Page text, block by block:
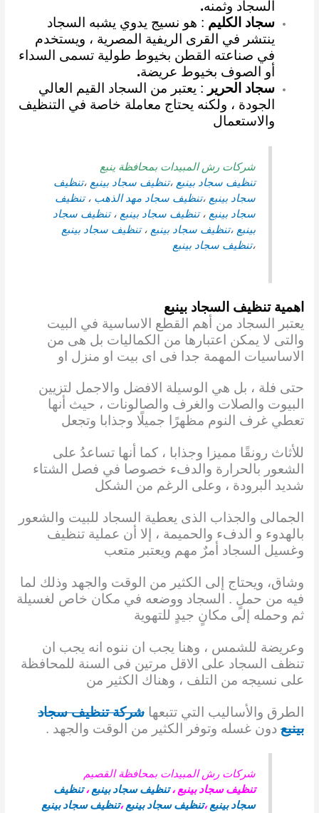
السجاد وثمنه.
سجاد الكليم : هو نسيج يدوي يشبه السجاد
ينتشر في القرى الريفية المصرية ، ويستخدم
في صناعته القطن بخيوط طولية تسمى السداء
أو الصوف بخيوط عريضة.
سجاد الحرير : يعتبر من السجاد القيم العالي
الجودة ، ولكنه يحتاج معاملة خاصة في التنظيف
والاستعمال
شركات رش المبيدات بمحافظة ينبع
تنظيف سجاد بينبع ،تنظيف سجاد بينبع ،تنظيف
سجاد بينبع،تنظيف سجاد مهد الذهب ،تنظيف
سجاد بينبع ،تنظيف سجاد بينبع ،تنظيف سجاد
بينبع ،تنظيف سجاد بينبع ،تنظيف سجاد بينبع
،تنظيف سجاد بينبع
اهمية تنظيف السجاد بينبع
يعتبر السجاد من أهم القطع الاساسية في البيت
والتى لا يمكن اعتبارها من الكماليات بل هى من
الاساسيات المهمة جدا فى اى بيت او منزل او
حتى فلة ، بل هي الوسيلة الافضل والاجمل لتزيين
البيوت والصلات والغرف والصالونات ، حيث أنها
تعطي غرف النوم مظهرًا جميلًا وجذابا وتجعل
للأثاث رونقًا مميزا وجذابا ، كما أنها تساعدُ على
الشعور بالحرارة والدفء خصوصا في فصل الشتاء
شديد البرودة ، وعلى
الرغم من الشكل
الجمالى والجذاب الذى يعطية السجاد للبيت والشعور
بالهدوء و الدفء والحميمة ، إلا أن عملية تنظيف
وغسيل السجاد أمرٌ مهم ويعتبر متعب
وشاق، ويحتاج إلى الكثير من الوقت والجهد وذلك لما
فيه من حملٍ . السجاد ووضعه في مكان خاص لغسيلة
ثم وحمله إلى مكانٍ جيدٍ للتهوية
وعريضة للشمس ، وهنا يجب ان ننوه انه يجب ان
تنظف السجاد على الاقل مرتين فى السنة للمحافظة
على نسيجه من التلف ، وهناك الكثير من
الطرق والأساليب التي تتبعهاشركة تنظيف سجاد
بينبع دونغسله وتوفر الكثير من الوقت والجهد .
شركات رش المبيدات بمحافظة القصيم
تنظيف سجاد بينبع،تنظيف سجاد بينبع،تنظيف
سجاد بينبع،تنظيف سجاد بينبع،تنظيف سجاد بينبع